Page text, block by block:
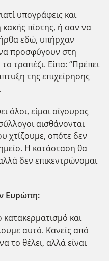
υπογράφεις και
κακής πίστης, ή σαν να
εδώ, υπήρχαν
προσφύγουν στη
τραπέζι. Είπα: “Πρέπει
της επιχείρησης
όλοι, είμαι σίγουρος
αισθάνονται
χτίζουμε, οπότε δεν
Η κατάσταση θα
δεν επικεντρώνομαι
Ευρώπη:
και
αυτό. Κανείς από
το θέλει, αλλά είναι